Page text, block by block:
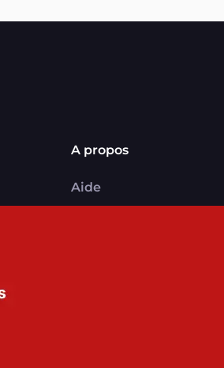
A propos
Aide